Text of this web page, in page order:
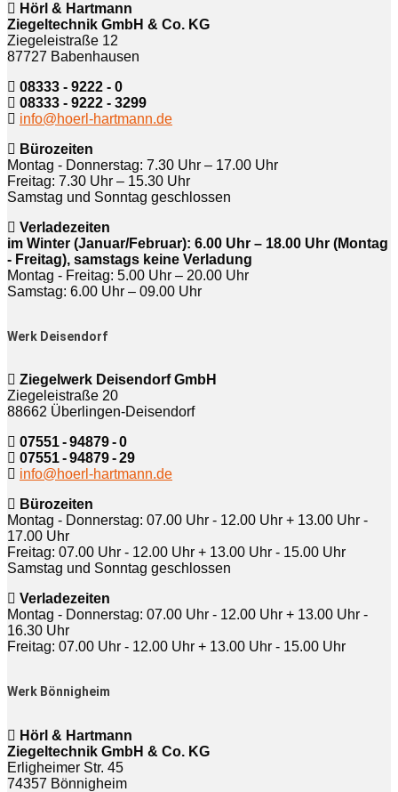
Hörl & Hartmann
Ziegeltechnik GmbH & Co. KG
Ziegeleistraße 12
87727 Babenhausen
08333 - 9222 - 0
08333 - 9222 - 3299
info@hoerl-hartmann.de
Bürozeiten
Montag - Donnerstag: 7.30 Uhr – 17.00 Uhr
Freitag: 7.30 Uhr – 15.30 Uhr
Samstag und Sonntag geschlossen
Verladezeiten
im Winter (Januar/Februar): 6.00 Uhr – 18.00 Uhr (Montag
- Freitag), samstags keine Verladung
Montag - Freitag: 5.00 Uhr – 20.00 Uhr
Samstag: 6.00 Uhr – 09.00 Uhr
Werk Deisendorf
Ziegelwerk Deisendorf GmbH
Ziegeleistraße 20
88662 Überlingen-Deisendorf
07551 - 94879 - 0
07551 - 94879 - 29
info@hoerl-hartmann.de
Bürozeiten
Montag - Donnerstag: 07.00 Uhr - 12.00 Uhr + 13.00 Uhr -
17.00 Uhr
Freitag: 07.00 Uhr - 12.00 Uhr + 13.00 Uhr - 15.00 Uhr
Samstag und Sonntag geschlossen
Verladezeiten
Montag - Donnerstag: 07.00 Uhr - 12.00 Uhr + 13.00 Uhr -
16.30 Uhr
Freitag: 07.00 Uhr - 12.00 Uhr + 13.00 Uhr - 15.00 Uhr
Werk Bönnigheim
Hörl & Hartmann
Ziegeltechnik GmbH & Co. KG
Erligheimer Str. 45
74357 Bönnigheim